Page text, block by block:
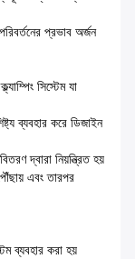
প্রভাব অর্জন
সিস্টেম যা
ব্যবহার করে ডিজাইন
দ্বারা নিয়ন্ত্রিত হয়
এবং তারপর
ব্যবহার করা হয়